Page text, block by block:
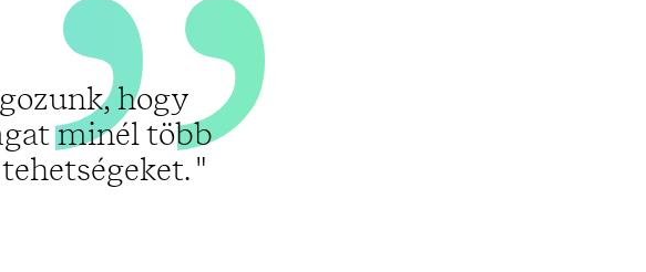
hogy
minél több
"